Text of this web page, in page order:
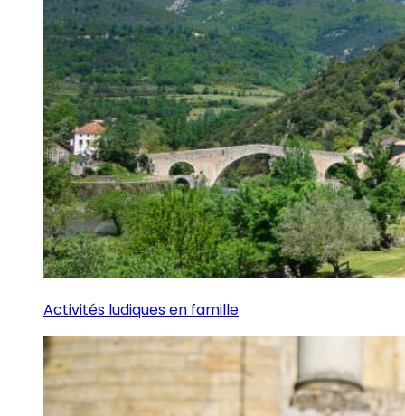
Activités ludiques en famille